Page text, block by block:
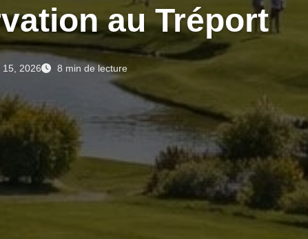
au Tréport
15, 2026 8 min de lecture